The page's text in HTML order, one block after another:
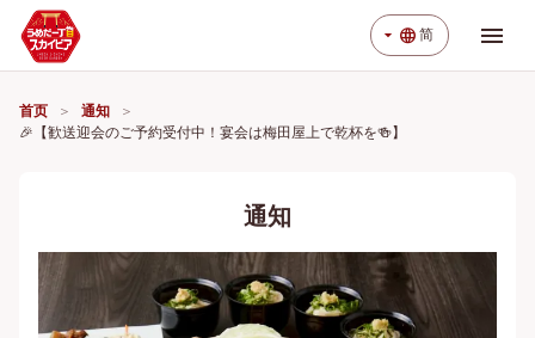
arrow_drop_down language 简 menu
首页
通知
🎉【歓送迎会のご予約受付中！宴会は梅田屋上で乾杯を🍻】
通知